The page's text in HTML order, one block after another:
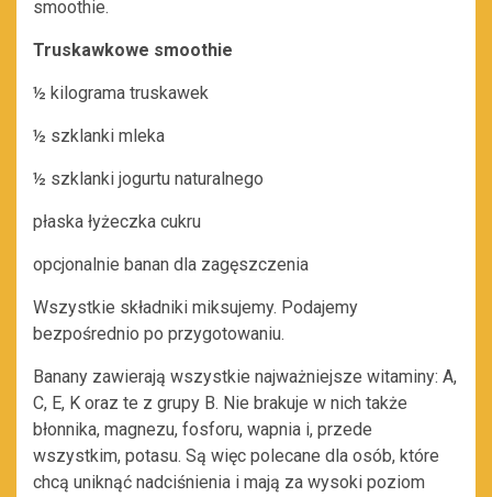
smoothie.
Truskawkowe smoothie
½ kilograma truskawek
½ szklanki mleka
½ szklanki jogurtu naturalnego
płaska łyżeczka cukru
opcjonalnie banan dla zagęszczenia
Wszystkie składniki miksujemy. Podajemy
bezpośrednio po przygotowaniu.
Banany zawierają wszystkie najważniejsze witaminy: A,
C, E, K oraz te z grupy B. Nie brakuje w nich także
błonnika, magnezu, fosforu, wapnia i, przede
wszystkim, potasu. Są więc polecane dla osób, które
chcą uniknąć nadciśnienia i mają za wysoki poziom